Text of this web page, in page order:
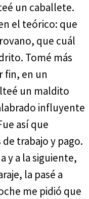
un caballete.
el teórico: que
que cuál
Tomé más
fin, en un
un maldito
influyente
así que
trabajo y pago.
y a la siguiente,
la pasé a
me pidió que